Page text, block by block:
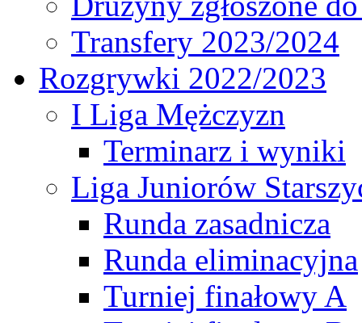
Transfery 2023/2024
Rozgrywki 2022/2023
I Liga Mężczyzn
Terminarz i wyniki
Liga Juniorów
Runda zasadnicza
Runda eliminacyjna
Turniej finałowy A